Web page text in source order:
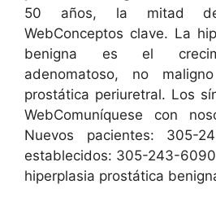
50 años, la mitad
WebConceptos clave. La
benigna es el
adenomatoso, no
prostática periuretral. Los
WebComuníquese con
Nuevos pacientes: 305-
establecidos: 305-243-
hiperplasia prostática